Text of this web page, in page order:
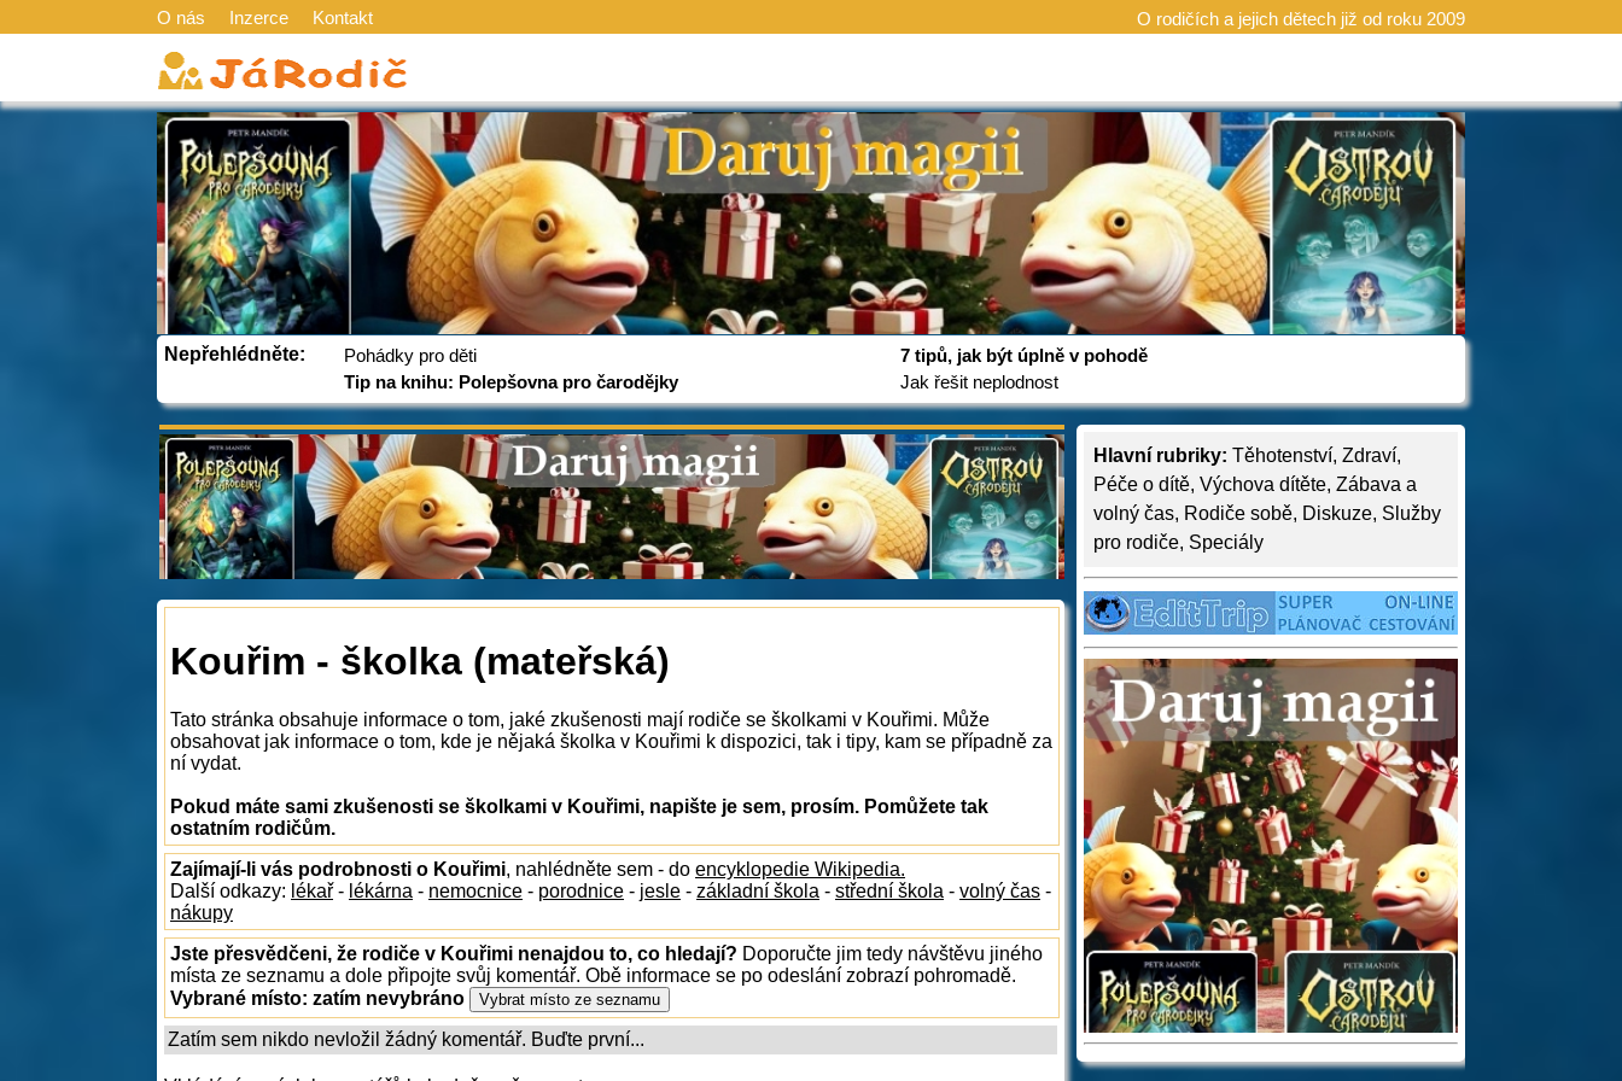
O nás Inzerce Kontakt O rodičích a jejich dětech již od roku 2009
Nepřehlédněte:
Pohádky pro děti
Tip na knihu: Polepšovna pro čarodějky
7 tipů, jak být úplně v pohodě
Jak řešit neplodnost
Hlavní rubriky: Těhotenství, Zdraví,
Péče o dítě, Výchova dítěte, Zábava a
volný čas, Rodiče sobě, Diskuze, Služby
pro rodiče, Speciály
Kouřim - školka (mateřská)
Tato stránka obsahuje informace o tom, jaké zkušenosti mají rodiče se školkami v Kouřimi. Může
obsahovat jak informace o tom, kde je nějaká školka v Kouřimi k dispozici, tak i tipy, kam se případně za
ní vydat.
Pokud máte sami zkušenosti se školkami v Kouřimi, napište je sem, prosím. Pomůžete tak
ostatním rodičům.
Zajímají-li vás podrobnosti o Kouřimi, nahlédněte sem - do encyklopedie Wikipedia.
Další odkazy: lékař - lékárna - nemocnice - porodnice - jesle - základní škola - střední škola - volný čas -
nákupy
Jste přesvědčeni, že rodiče v Kouřimi nenajdou to, co hledají? Doporučte jim tedy návštěvu jiného
místa ze seznamu a dole připojte svůj komentář. Obě informace se po odeslání zobrazí pohromadě.
Vybrané místo: zatím nevybráno
Zatím sem nikdo nevložil žádný komentář. Buďte první...